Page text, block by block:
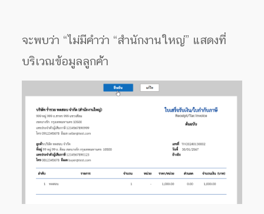
จะพบว่า “ไม่มีคำว่า “สำนักงานใหญ่” แสดงที่
บริเวณข้อมูลลูกค้่า